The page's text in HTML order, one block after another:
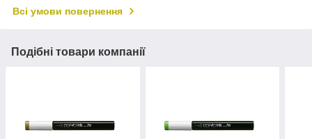
Всі умови повернення
Подібні товари компанії